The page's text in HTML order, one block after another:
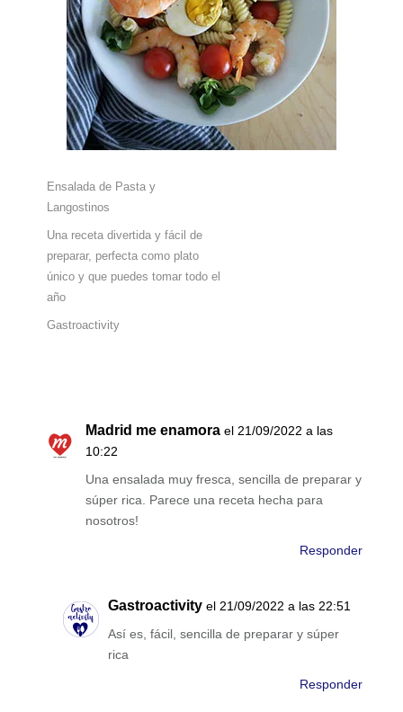
Ensalada de Pasta y
Langostinos
Una receta divertida y fácil de
preparar, perfecta como plato
único y que puedes tomar todo el
año
Gastroactivity
Madrid me enamora el 21/09/2022 a las
10:22
Una ensalada muy fresca, sencilla de preparar y
súper rica. Parece una receta hecha para
nosotros!
Responder
Gastroactivity el 21/09/2022 a las 22:51
Así es, fácil, sencilla de preparar y súper
rica
Responder